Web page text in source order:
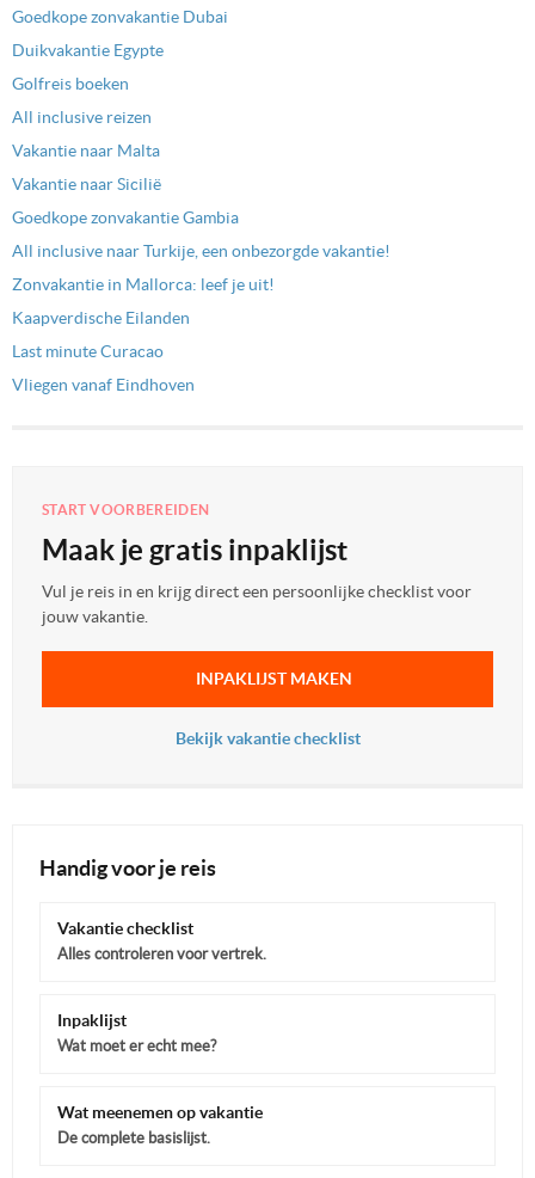
Goedkope zonvakantie Dubai
Duikvakantie Egypte
Golfreis boeken
All inclusive reizen
Vakantie naar Malta
Vakantie naar Sicilië
Goedkope zonvakantie Gambia
All inclusive naar Turkije, een onbezorgde vakantie!
Zonvakantie in Mallorca: leef je uit!
Kaapverdische Eilanden
Last minute Curacao
Vliegen vanaf Eindhoven
START VOORBEREIDEN
Maak je gratis inpaklijst
Vul je reis in en krijg direct een persoonlijke checklist voor
jouw vakantie.
INPAKLIJST MAKEN
Bekijk vakantie checklist
Handig voor je reis
Vakantie checklist
Alles controleren voor vertrek.
Inpaklijst
Wat moet er echt mee?
Wat meenemen op vakantie
De complete basislijst.